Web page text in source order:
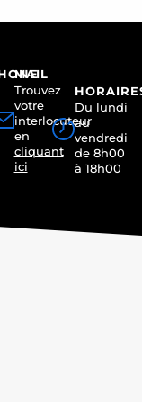
MAIL
Trouvez
votre
interlocuteur
en
cliquant
ici
Du lundi
au
vendredi
de 8h00
à 18h00